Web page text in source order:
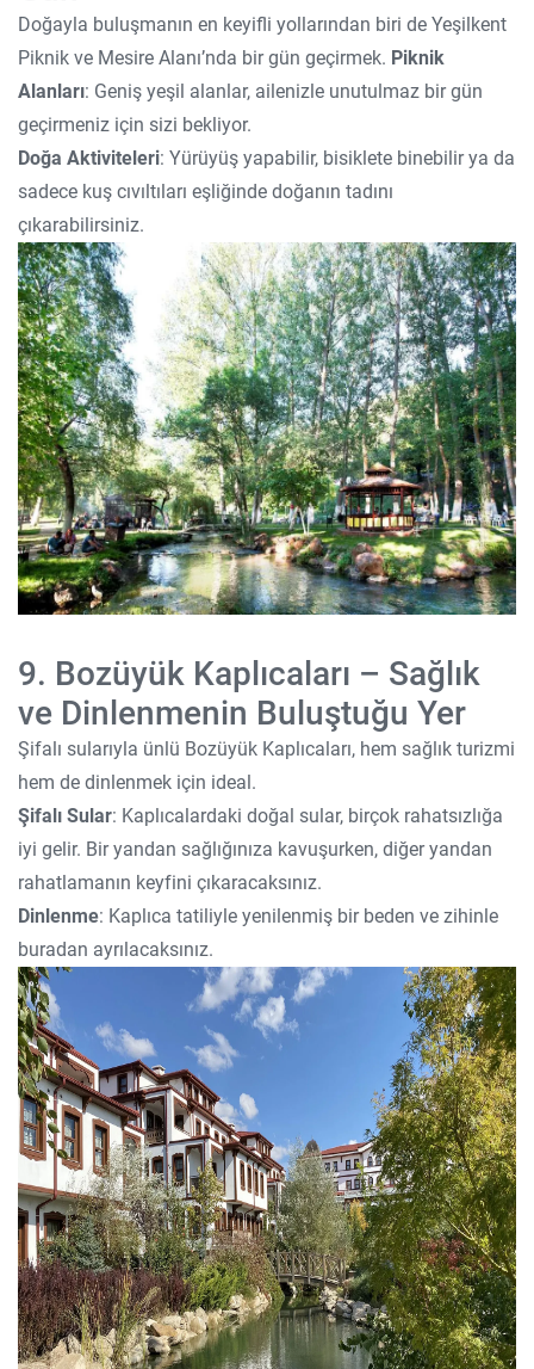
Doğayla buluşmanın en keyifli yollarından biri de Yeşilkent
Piknik ve Mesire Alanı’nda bir gün geçirmek. Piknik
Alanları: Geniş yeşil alanlar, ailenizle unutulmaz bir gün
geçirmeniz için sizi bekliyor.
Doğa Aktiviteleri: Yürüyüş yapabilir, bisiklete binebilir ya da
sadece kuş cıvıltıları eşliğinde doğanın tadını
çıkarabilirsiniz.
9. Bozüyük Kaplıcaları – Sağlık
ve Dinlenmenin Buluştuğu Yer
Şifalı sularıyla ünlü Bozüyük Kaplıcaları, hem sağlık turizmi
hem de dinlenmek için ideal.
Şifalı Sular: Kaplıcalardaki doğal sular, birçok rahatsızlığa
iyi gelir. Bir yandan sağlığınıza kavuşurken, diğer yandan
rahatlamanın keyfini çıkaracaksınız.
Dinlenme: Kaplıca tatiliyle yenilenmiş bir beden ve zihinle
buradan ayrılacaksınız.